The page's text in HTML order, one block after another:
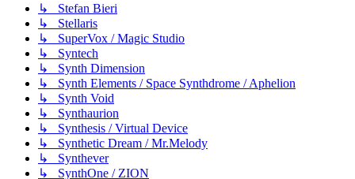
↳ Stefan Bieri
↳ Stellaris
↳ SuperVox / Magic Studio
↳ Syntech
↳ Synth Dimension
↳ Synth Elements / Space Synthdrome / Aphelion
↳ Synth Void
↳ Synthaurion
↳ Synthesis / Virtual Device
↳ Synthetic Dream / Mr.Melody
↳ Synthever
↳ SynthOne / ZION